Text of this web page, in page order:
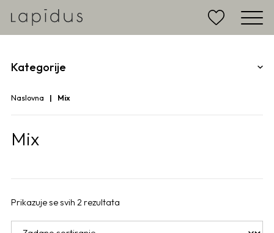
Kategorije
Naslovna Mix
Mix
Prikazuje se svih 2 rezultata